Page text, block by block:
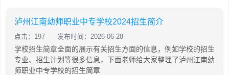
泸州江南幼师职业中专学校2024招生简介
点击：197 发布时间：2026-06-28
学校招生简章全面的展示有关招生方面的信息，例如学校的招生
专业、招生计划等很多信息，下面老师给大家整理了泸州江南幼
师职业中专学校的招生简章